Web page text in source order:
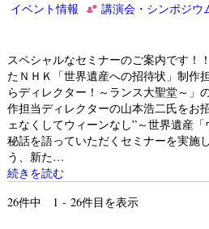
イベント情報 講演会・シンポジウ
スペシャルなセミナーのご案内です
たＮＨＫ「世界遺産への招待状」制作
らディレクター！～ランス大聖堂～」
作担当ディレクターの山本浩二氏をお
ェなくしてウィーンなし”～世界遺産
秘話を語っていただくセミナーを実施
う、新た…
続きを読む
26件中 1 - 26件目を表示